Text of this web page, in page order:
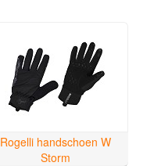
Rogelli handschoen W
Storm